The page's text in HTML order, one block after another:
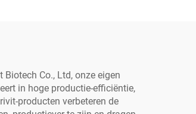
Co., Ltd, onze eigen
in hoge productie-efficiëntie,
producten verbeteren de